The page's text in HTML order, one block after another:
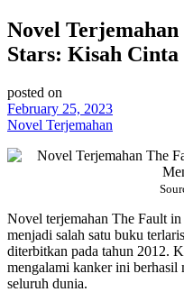
Novel
Stars: Kisah
posted on
February 25, 2023
Novel Terjemahan
Novel terjemahan The Fault
menjadi salah satu buku
diterbitkan pada tahun 2012.
mengalami kanker ini berhasil
seluruh dunia.